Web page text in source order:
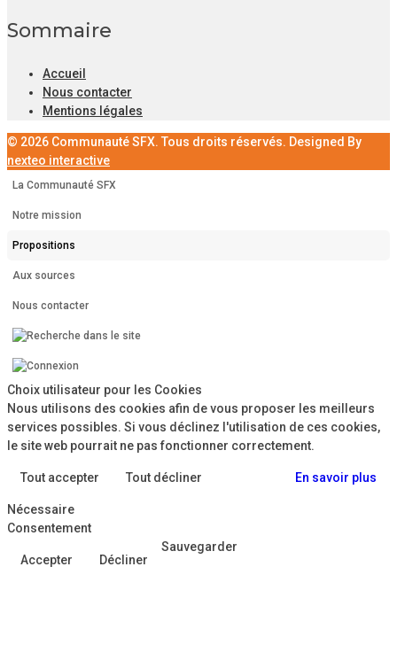
Sommaire
Accueil
Nous contacter
Mentions légales
© 2026 Communauté SFX. Tous droits réservés. Designed By
nexteo interactive
La Communauté SFX
Notre mission
Propositions
Aux sources
Nous contacter
Choix utilisateur pour les Cookies
Nous utilisons des cookies afin de vous proposer les meilleurs
services possibles. Si vous déclinez l'utilisation de ces cookies,
le site web pourrait ne pas fonctionner correctement.
Tout accepter Tout décliner En savoir plus
Nécessaire
Consentement
Accepter Décliner
Sauvegarder